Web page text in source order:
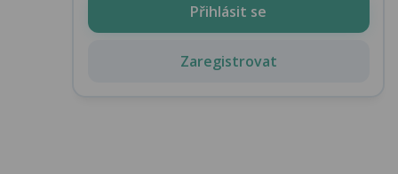
Přihlásit se
Zaregistrovat